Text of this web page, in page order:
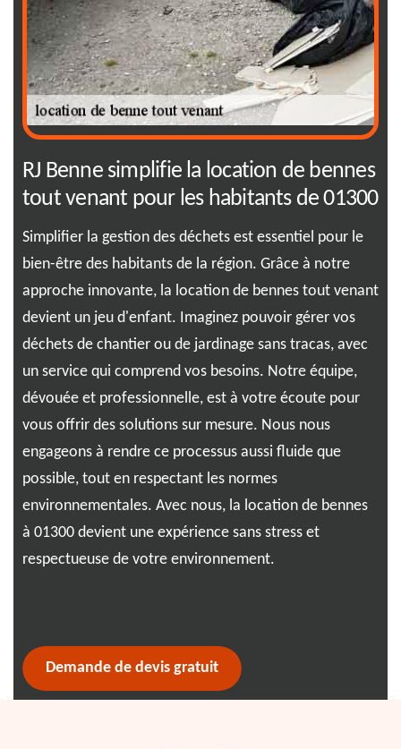
RJ Benne simplifie la location de bennes
tout venant pour les habitants de 01300
Simplifier la gestion des déchets est essentiel pour le
bien-être des habitants de la région. Grâce à notre
approche innovante, la location de bennes tout venant
devient un jeu d'enfant. Imaginez pouvoir gérer vos
déchets de chantier ou de jardinage sans tracas, avec
un service qui comprend vos besoins. Notre équipe,
dévouée et professionnelle, est à votre écoute pour
vous offrir des solutions sur mesure. Nous nous
engageons à rendre ce processus aussi fluide que
possible, tout en respectant les normes
environnementales. Avec nous, la location de bennes
à 01300 devient une expérience sans stress et
respectueuse de votre environnement.
Demande de devis gratuit